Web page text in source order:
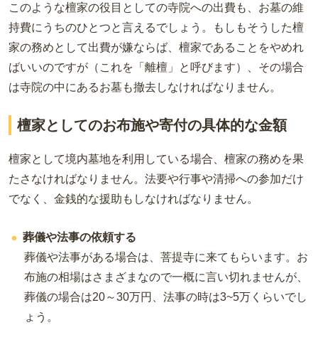
このような檀家の役目としての寺院への出費も、お墓の維
持費にうちのひとつと言えるでしょう。もしもそうした檀
家の務めとして出費が嫌ならば、檀家であることをやめれ
ばいいのですが（これを「離檀」と呼びます）、その場合
は寺院の中にあるお墓も撤去しなければなりません。
檀家としてのお布施や寄付の具体的な金額
檀家として境内墓地を利用している場合、檀家の務めを果
たさなければなりません。法要や行事や清掃への参加だけ
でなく、金銭的な援助もしなければなりません。
葬儀や法事の依頼する
葬儀や法事がある場合は、菩提寺に来てもらいます。お
布施の相場はさまざまなので一概に言い切れませんが、
葬儀の場合は20～30万円、法事の時は3~5万くらいでし
ょう。